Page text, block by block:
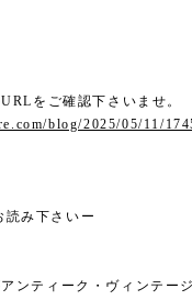
をご確認下さいませ。
blog/2025/05/11/
み下さいー
ンティーク・ヴィンテー